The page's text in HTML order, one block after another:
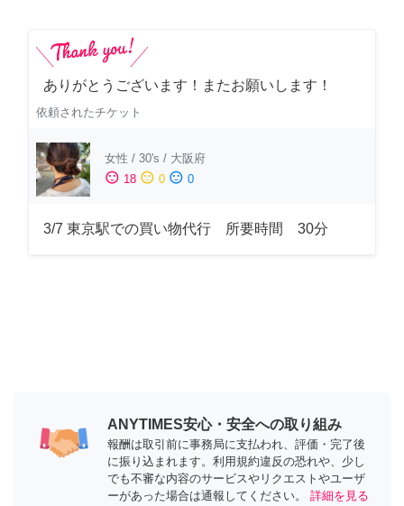
ありがとうございます！またお願いします！
依頼されたチケット
女性 / 30's / 大阪府
sentiment_satisfied 18 sentiment_neutral 0 sentiment_dissatisfied 0
3/7 東京駅での買い物代行 所要時間 30分
ANYTIMES安心・安全への取り組み
報酬は取引前に事務局に支払われ、評価・完了後
に振り込まれます。利用規約違反の恐れや、少し
でも不審な内容のサービスやリクエストやユーザ
ーがあった場合は通報してください。
詳細を見る